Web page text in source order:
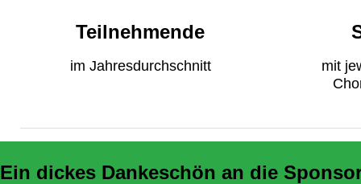
Teilnehmende
im Jahresdurchschnitt
mit
Ein dickes Dankeschön an die